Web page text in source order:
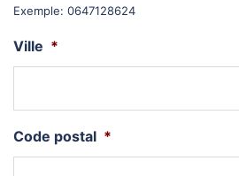
Exemple: 0647128624
Ville *
Code postal *